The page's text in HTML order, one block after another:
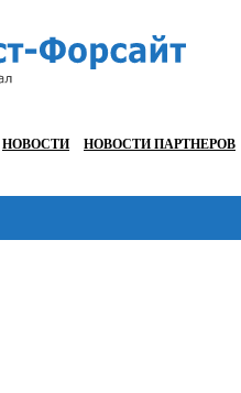
НОВОСТИ НОВОСТИ ПАРТНЕРОВ